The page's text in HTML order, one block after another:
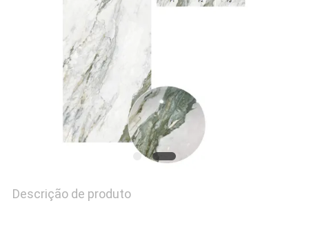
POLÍTICA
PRIVACIDADE
Descrição de produto